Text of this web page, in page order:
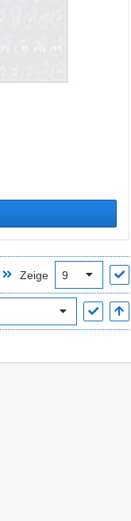
Zeige